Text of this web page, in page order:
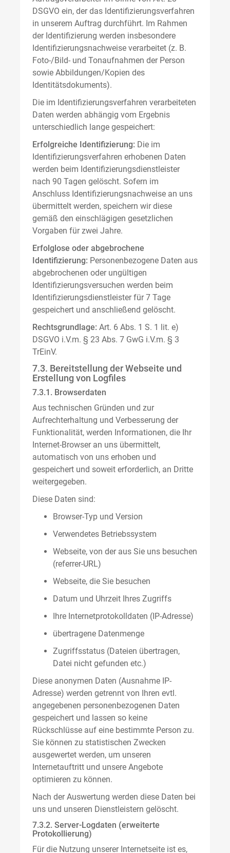
DSGVO ein, der das Identifizierungsverfahren
in unserem Auftrag durchführt. Im Rahmen
der Identifizierung werden insbesondere
Identifizierungsnachweise verarbeitet (z. B.
Foto-/Bild- und Tonaufnahmen der Person
sowie Abbildungen/Kopien des
Identitätsdokuments).
Die im Identifizierungsverfahren verarbeiteten
Daten werden abhängig vom Ergebnis
unterschiedlich lange gespeichert:
Erfolgreiche Identifizierung: Die im
Identifizierungsverfahren erhobenen Daten
werden beim Identifizierungsdienstleister
nach 90 Tagen gelöscht. Sofern im
Anschluss Identifizierungsnachweise an uns
übermittelt werden, speichern wir diese
gemäß den einschlägigen gesetzlichen
Vorgaben für zwei Jahre.
Erfolglose oder abgebrochene
Identifizierung: Personenbezogene Daten aus
abgebrochenen oder ungültigen
Identifizierungsversuchen werden beim
Identifizierungsdienstleister für 7 Tage
gespeichert und anschließend gelöscht.
Rechtsgrundlage: Art. 6 Abs. 1 S. 1 lit. e)
DSGVO i.V.m. § 23 Abs. 7 GwG i.V.m. § 3
TrEinV.
7.3. Bereitstellung der Webseite und
Erstellung von Logfiles
7.3.1. Browserdaten
Aus technischen Gründen und zur
Aufrechterhaltung und Verbesserung der
Funktionalität, werden Informationen, die Ihr
Internet-Browser an uns übermittelt,
automatisch von uns erhoben und
gespeichert und soweit erforderlich, an Dritte
weitergegeben.
Diese Daten sind:
Browser-Typ und Version
Verwendetes Betriebssystem
Webseite, von der aus Sie uns besuchen
(referrer-URL)
Webseite, die Sie besuchen
Datum und Uhrzeit Ihres Zugriffs
Ihre Internetprotokolldaten (IP-Adresse)
übertragene Datenmenge
Zugriffsstatus (Dateien übertragen,
Datei nicht gefunden etc.)
Diese anonymen Daten (Ausnahme IP-
Adresse) werden getrennt von Ihren evtl.
angegebenen personenbezogenen Daten
gespeichert und lassen so keine
Rückschlüsse auf eine bestimmte Person zu.
Sie können zu statistischen Zwecken
ausgewertet werden, um unseren
Internetauftritt und unsere Angebote
optimieren zu können.
Nach der Auswertung werden diese Daten bei
uns und unseren Dienstleistern gelöscht.
7.3.2. Server-Logdaten (erweiterte
Protokollierung)
Für die Nutzung unserer Internetseite ist es,